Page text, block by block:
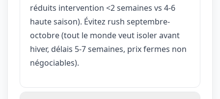
réduits intervention <2 semaines vs 4-6
haute saison). Évitez rush septembre-
octobre (tout le monde veut isoler avant
hiver, délais 5-7 semaines, prix fermes non
négociables).